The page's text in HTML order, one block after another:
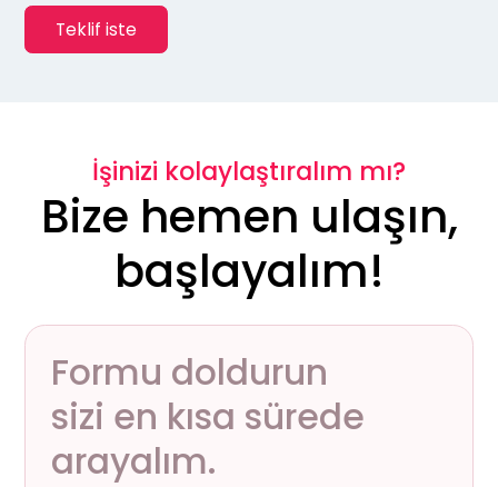
Teklif iste
İşinizi kolaylaştıralım mı?
Bize hemen ulaşın,
başlayalım!
Formu doldurun
sizi en kısa sürede
arayalım.